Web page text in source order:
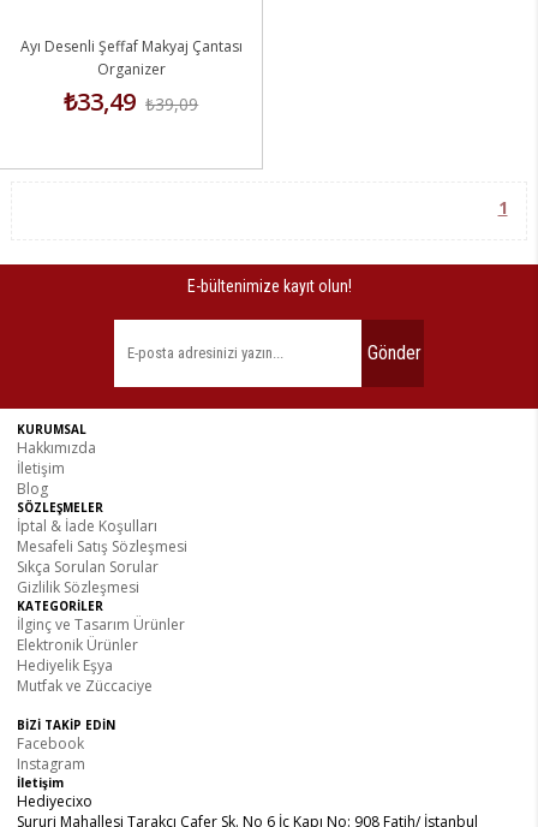
Ayı Desenli Şeffaf Makyaj Çantası
Organizer
₺33,49 ₺39,09
1
E-bültenimize kayıt olun!
Gönder
KURUMSAL
Hakkımızda
İletişim
Blog
SÖZLEŞMELER
İptal & İade Koşulları
Mesafeli Satış Sözleşmesi
Sıkça Sorulan Sorular
Gizlilik Sözleşmesi
KATEGORİLER
İlginç ve Tasarım Ürünler
Elektronik Ürünler
Hediyelik Eşya
Mutfak ve Züccaciye
BİZİ TAKİP EDİN
Facebook
Instagram
İletişim
Hediyecixo
Sururi Mahallesi Tarakçı Cafer Sk. No 6 İç Kapı No: 908 Fatih/ İstanbul